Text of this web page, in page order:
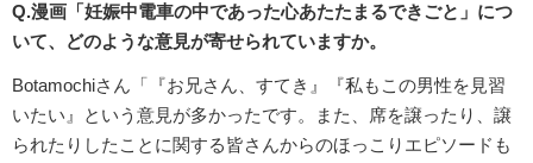
Q.漫画「妊娠中電車の中であった心あたたまるできごと」につ
いて、どのような意見が寄せられていますか。
Botamochiさん「『お兄さん、すてき』『私もこの男性を見習
いたい』という意見が多かったです。また、席を譲ったり、譲
られたりしたことに関する皆さんからのほっこりエピソードも